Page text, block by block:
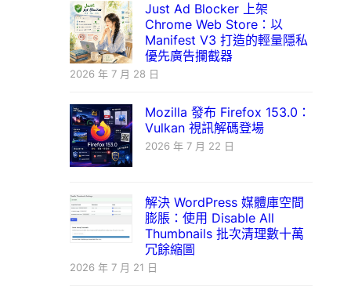
Just Ad Blocker 上架
Chrome Web Store：以
Manifest V3 打造的輕量隱私
優先廣告攔截器
2026 年 7 月 28 日
Mozilla 發布 Firefox 153.0：
Vulkan 視訊解碼登場
2026 年 7 月 22 日
解決 WordPress 媒體庫空間
膨脹：使用 Disable All
Thumbnails 批次清理數十萬
冗餘縮圖
2026 年 7 月 21 日